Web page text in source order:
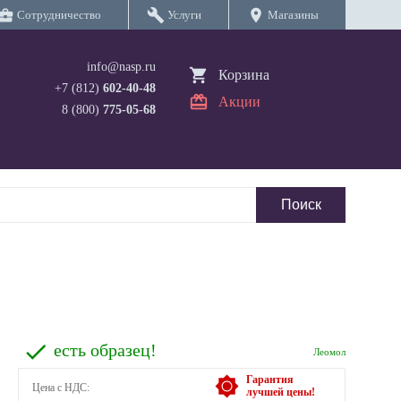
Сотрудничество build Услуги location_on Магазины
info@nasp.ru
+7 (812) 602-40-48
8 (800) 775-05-68
Корзина
Акции
Леомол
есть образец!
Гарантия
лучшей цены!
Цена с НДС: